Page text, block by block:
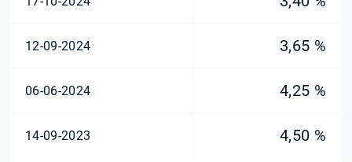
12-09-2024 3,65 %
06-06-2024 4,25 %
14-09-2023 4,50 %